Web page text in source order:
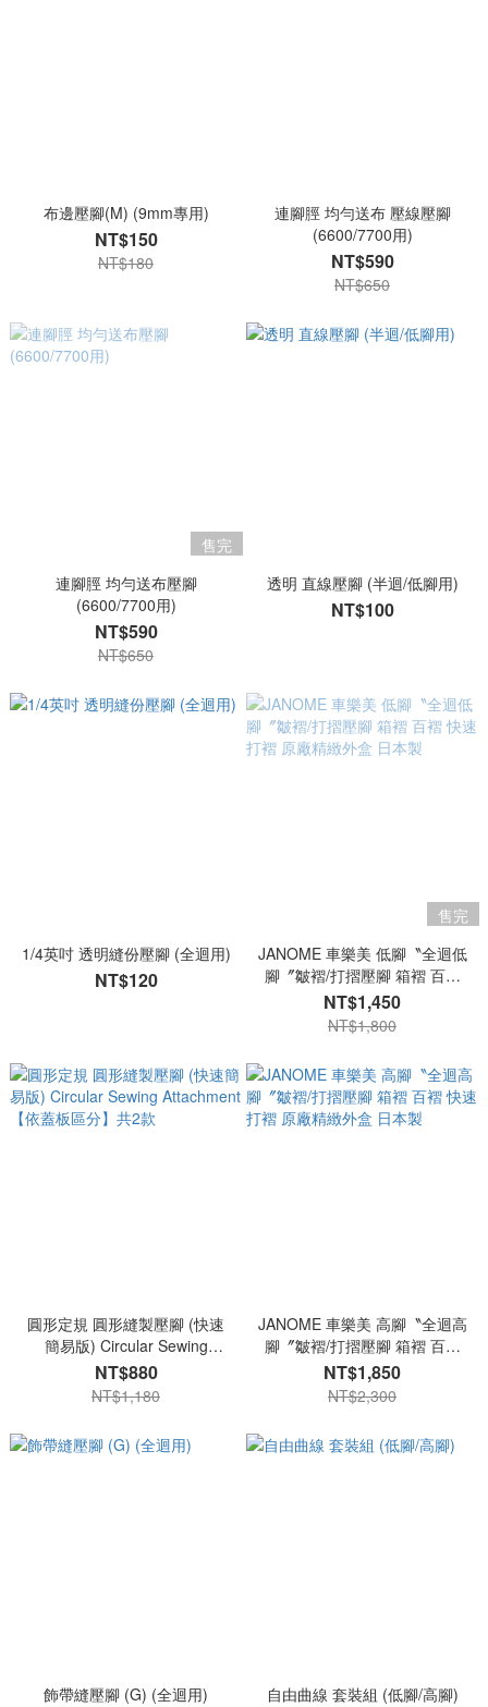
布邊壓腳(M) (9mm專用)
NT$150
NT$180
連腳脛 均勻送布 壓線壓腳
(6600/7700用)
NT$590
NT$650
售完
連腳脛 均勻送布壓腳
(6600/7700用)
NT$590
NT$650
透明 直線壓腳 (半迴/低腳用)
NT$100
1/4英吋 透明縫份壓腳 (全迴用)
NT$120
售完
JANOME 車樂美 低腳〝全迴低
腳〞皺褶/打摺壓腳 箱褶 百褶
快速打褶 原廠精緻外盒 日本製
NT$1,450
NT$1,800
圓形定規 圓形縫製壓腳 (快速
簡易版) Circular Sewing
Attachment 【依蓋板區分】共
2款
NT$880
NT$1,180
JANOME 車樂美 高腳〝全迴高
腳〞皺褶/打摺壓腳 箱褶 百褶
快速打褶 原廠精緻外盒 日本製
NT$1,850
NT$2,300
飾帶縫壓腳 (G) (全迴用) 自由曲線 套裝組 (低腳/高腳)